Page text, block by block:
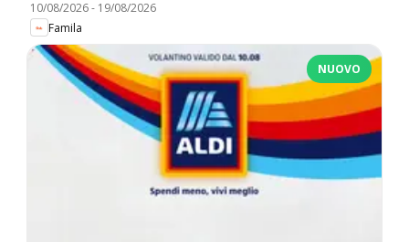
10/08/2026- 19/08/2026
Famila
NUOVO